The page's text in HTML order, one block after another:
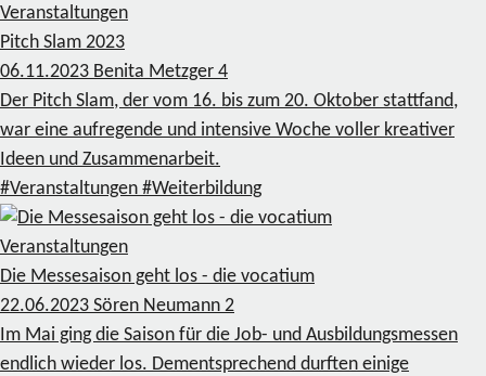
Veranstaltungen
Pitch Slam 2023
06.11.2023 Benita Metzger 4
Der Pitch Slam, der vom 16. bis zum 20. Oktober stattfand,
war eine aufregende und intensive Woche voller kreativer
Ideen und Zusammenarbeit.
#Veranstaltungen #Weiterbildung
Veranstaltungen
Die Messesaison geht los - die vocatium
22.06.2023 Sören Neumann 2
Im Mai ging die Saison für die Job- und Ausbildungsmessen
endlich wieder los. Dementsprechend durften einige